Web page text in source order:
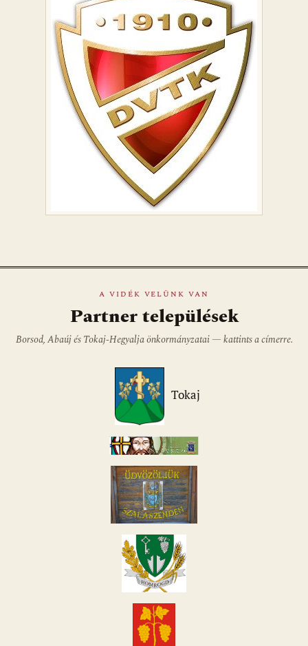
A VIDÉK VELÜNK VAN
Partner települések
Borsod, Abaúj és Tokaj-Hegyalja önkormányzatai — kattints a címerre.
Tokaj